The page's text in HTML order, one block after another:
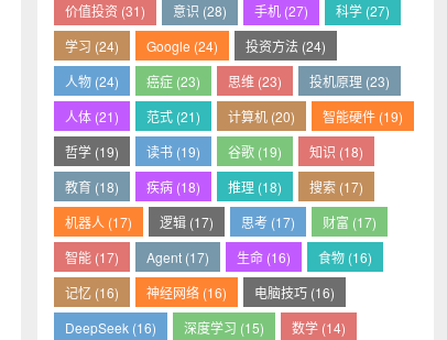
价值投资 (31)
意识 (28) 手机 (27)
科学 (27)
学习 (24)
Google (24)
投资方法 (24)
人物 (24)
癌症 (23) 思维 (23)
投机原理 (23)
人体 (21)
范式 (21) 计算机 (20)
智能硬件 (19)
哲学 (19)
读书 (19) 谷歌 (19)
知识 (18)
教育 (18)
疾病 (18) 推理 (18)
搜索 (17)
机器人 (17)
逻辑 (17) 思考 (17)
财富 (17)
智能 (17)
Agent (17) 生命 (16)
食物 (16)
记忆 (16)
神经网络 (16)
电脑技巧 (16)
DeepSeek (16)
深度学习 (15)
数学 (14)